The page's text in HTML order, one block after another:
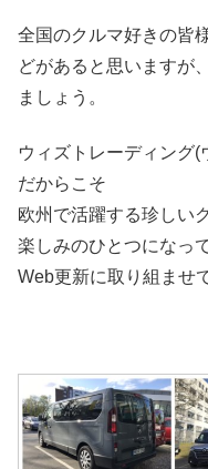
全国のクルマ好きの皆
どがあると思いますが
ましょう。
ウィズトレーディング
だからこそ
欧州で活躍する珍しい
楽しみのひとつになっ
Web更新に取り組ませ